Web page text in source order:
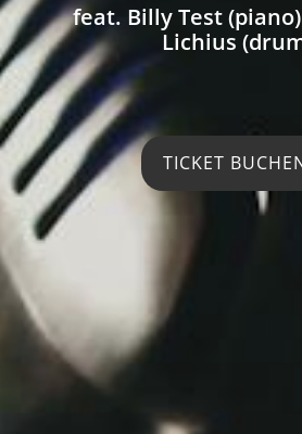
feat. Billy Test
Lichius
TICKET